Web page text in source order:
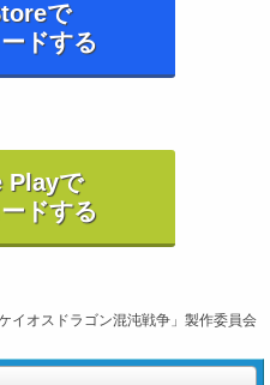
で
ドする
Playで
ドする
イオスドラゴン混沌戦争」製作委員会